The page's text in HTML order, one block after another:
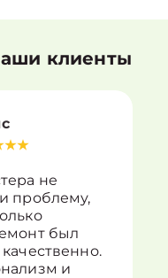
клиенты
не
проблему,
был
и